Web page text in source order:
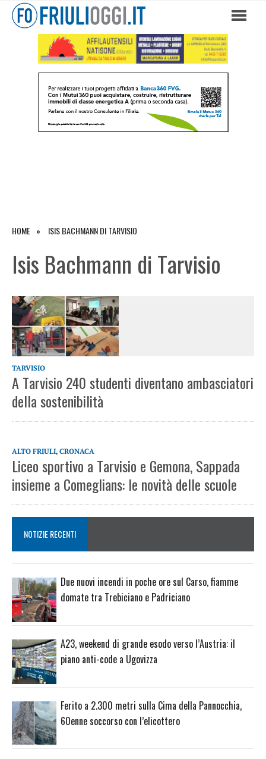
HOME ISIS BACHMANN DI TARVISIO
Isis Bachmann di Tarvisio
TARVISIO
A Tarvisio 240 studenti diventano ambasciatori
della sostenibilità
ALTO FRIULI, CRONACA
Liceo sportivo a Tarvisio e Gemona, Sappada
insieme a Comeglians: le novità delle scuole
NOTIZIE RECENTI
Due nuovi incendi in poche ore sul Carso, fiamme
domate tra Trebiciano e Padriciano
A23, weekend di grande esodo verso l’Austria: il
piano anti-code a Ugovizza
Ferito a 2.300 metri sulla Cima della Pannocchia,
60enne soccorso con l’elicottero